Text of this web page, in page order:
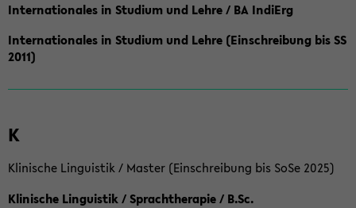
Internationales in Studium und Lehre / BA IndiErg
Internationales in Studium und Lehre (Einschreibung bis SS
2011)
K
Klinische Linguistik / Master (Einschreibung bis SoSe 2025)
Klinische Linguistik / Sprachtherapie / B.Sc.